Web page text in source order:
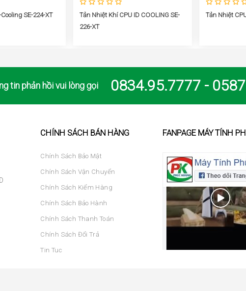
SE-224-XT
Tản Nhiệt Khí CPU ID COOLING SE-
226-XT
Tản Nhiệt
tin phản hồi vui lòng gọi 0834.95.7777 -
CHÍNH SÁCH BÁN HÀNG
Chính Sách Bảo Mật
Chính Sách Vận Chuyển
Chính Sách Kiểm Hàng
Chính Sách Bảo Hành
Chính Sách Thanh Toán
Chính Sách Đổi Trả
Tin Tuc
FANPAGE MÁY TÍNH